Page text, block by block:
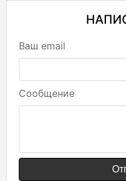
Ваш email
Сообщение